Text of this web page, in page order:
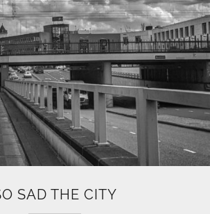
SAD THE CITY